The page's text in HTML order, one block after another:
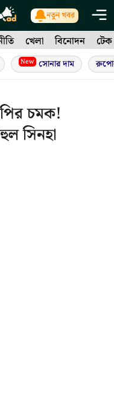
নতুন খবর
খেলা বিনোদন টেক
New সোনার দাম
চমক!
সিনহা